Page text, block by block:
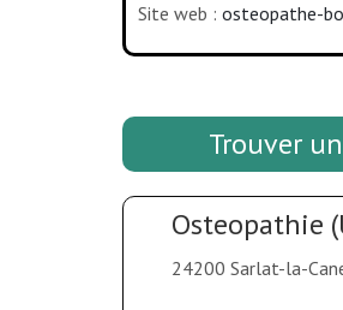
Site web : osteopathe-
Trouver
Osteopathie
24200 Sarlat-la-